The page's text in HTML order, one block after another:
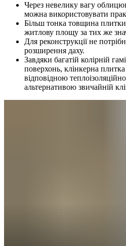
Через невелику вагу
можна використовувати
Більш тонка товщина плитки
житлову площу за тих же
Для реконструкції не
розширення даху.
Завдяки багатій колірній
поверхонь, клінкерна
відповідною
альтернативою звичайній